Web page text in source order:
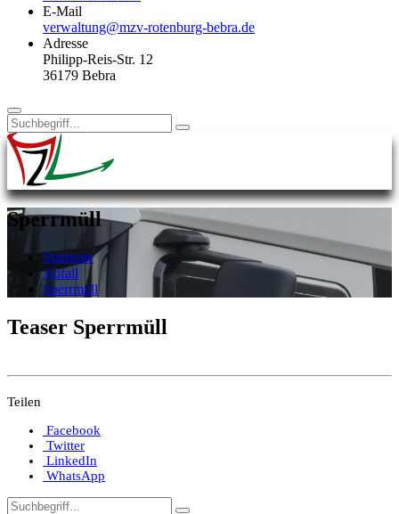
E-Mail
verwaltung@mzv-rotenburg-bebra.de
Adresse
Philipp-Reis-Str. 12
36179 Bebra
Sperrmüll
Startseite
Abfall
Sperrmüll
Teaser Sperrmüll
Teilen
Facebook
Twitter
LinkedIn
WhatsApp